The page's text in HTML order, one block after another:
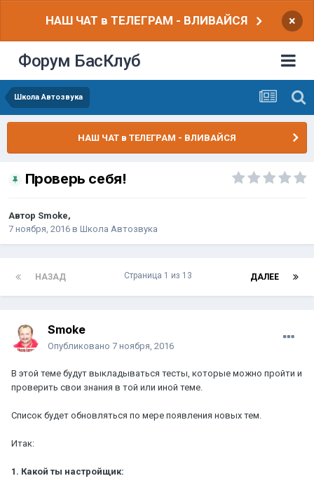
НАШ ЧАТ в ТЕЛЕГРАМ - ВЛИВАЙСЯ ×
Форум БасКлуб
Школа Автозвука
НАШ ЧАТ в ТЕЛЕГРАМ - ВЛИВАЙСЯ
Проверь себя!
Автор Smoke,
7 ноября, 2016 в Школа Автозвука
НАЗАД ДАЛЕЕ
Страница 1 из 13
Smoke
Опубликовано 7 ноября, 2016
В этой теме будут выкладываться тесты, которые можно пройти и
проверить свои знания в той или иной теме.
Список будет обновляться по мере появления новых тем.
Итак:
1. Какой ты настройщик: